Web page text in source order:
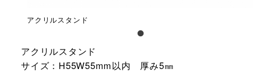
アクリルスタンド
アクリルスタンド
サイズ：H55W55mm以内 厚み5㎜